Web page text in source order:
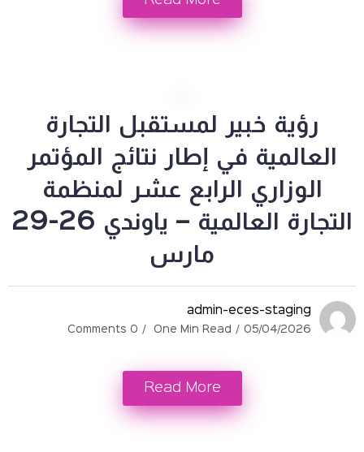
خبير لمستقبل التجارة
في إطار نتائج المؤتمر
الرابع عشر لمنظمة
التجارة العالمية – ياوندي 26-29
admin-eces-
05/04/
One Min Read
0 Comments
Read More